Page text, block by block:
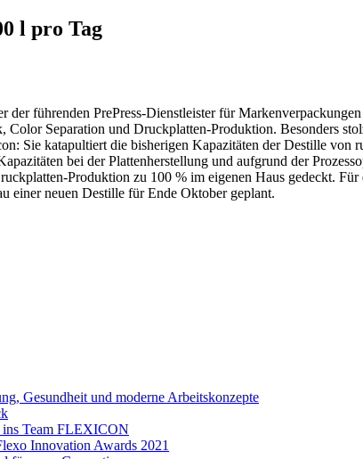
l pro Tag
der führenden PrePress-Dienstleister für
Color Separation und Druckplatten-Produktion. Besonders
Sie katapultiert die bisherigen Kapazitäten der Destille
bei der Plattenherstellung und aufgrund der
Produktion zu 100 % im eigenen Haus gedeckt.
einer neuen Destille für Ende Oktober geplant.
Gesundheit und moderne Arbeitskonzepte
ins Team FLEXICON
Innovation Awards 2021